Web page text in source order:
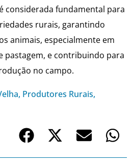
considerada fundamental para
rurais, garantindo
animais, especialmente em
pastagem, e contribuindo para
no campo.
, Produtores Rurais,